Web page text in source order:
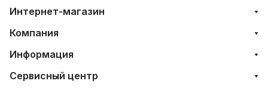
Интернет-магазин
Компания
Информация
Сервисный центр